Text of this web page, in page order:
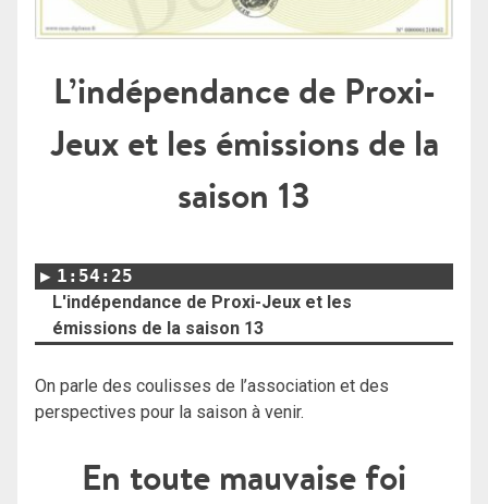
L’indépendance de Proxi-
Jeux et les émissions de la
saison 13
1:54:25
L'indépendance de Proxi-Jeux et les
émissions de la saison 13
On parle des coulisses de l’association et des
perspectives pour la saison à venir.
En toute mauvaise foi